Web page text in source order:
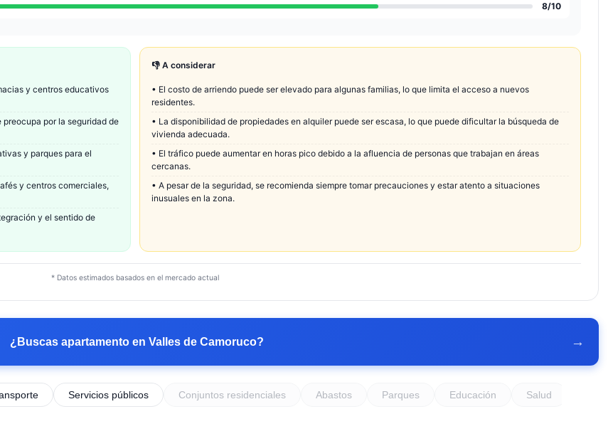
8/10
y centros educativos
por la seguridad de
y parques para el
y centros comerciales,
y el sentido de
👎 A considerar
• El costo de arriendo puede ser elevado para algunas familias, lo que limita el acceso a nuevos
residentes.
• La disponibilidad de propiedades en alquiler puede ser escasa, lo que puede dificultar la búsqueda de
vivienda adecuada.
• El tráfico puede aumentar en horas pico debido a la afluencia de personas que trabajan en áreas
cercanas.
• A pesar de la seguridad, se recomienda siempre tomar precauciones y estar atento a situaciones
inusuales en la zona.
* Datos estimados basados en el mercado actual
¿Buscas apartamento en Valles de Camoruco? →
Servicios públicos Conjuntos residenciales Abastos Parques Educación Salud